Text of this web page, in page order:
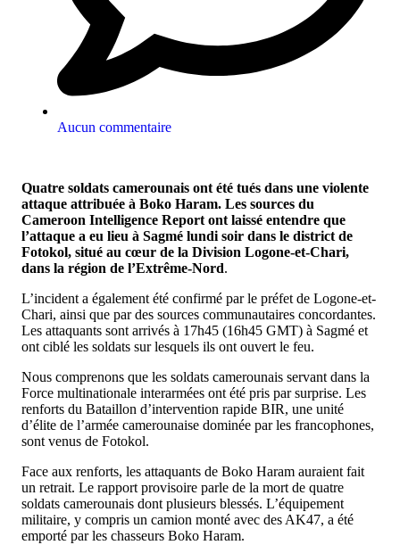
Aucun commentaire
Quatre soldats camerounais ont été tués dans une violente
attaque attribuée à Boko Haram. Les sources du
Cameroon Intelligence Report ont laissé entendre que
l’attaque a eu lieu à Sagmé lundi soir dans le district de
Fotokol, situé au cœur de la Division Logone-et-Chari,
dans la région de l’Extrême-Nord.
L’incident a également été confirmé par le préfet de Logone-et-
Chari, ainsi que par des sources communautaires concordantes.
Les attaquants sont arrivés à 17h45 (16h45 GMT) à Sagmé et
ont ciblé les soldats sur lesquels ils ont ouvert le feu.
Nous comprenons que les soldats camerounais servant dans la
Force multinationale interarmées ont été pris par surprise. Les
renforts du Bataillon d’intervention rapide BIR, une unité
d’élite de l’armée camerounaise dominée par les francophones,
sont venus de Fotokol.
Face aux renforts, les attaquants de Boko Haram auraient fait
un retrait. Le rapport provisoire parle de la mort de quatre
soldats camerounais dont plusieurs blessés. L’équipement
militaire, y compris un camion monté avec des AK47, a été
emporté par les chasseurs Boko Haram.